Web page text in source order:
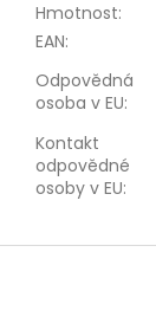
Hmotnost:
EAN:
Odpovědná
osoba v EU:
Kontakt
odpovědné
osoby v EU:
Z